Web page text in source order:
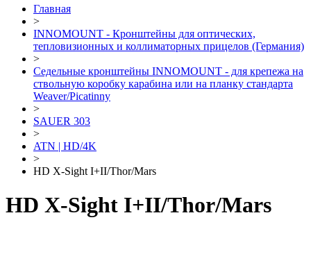
Главная
>
INNOMOUNT - Кронштейны для оптических,
тепловизионных и коллиматорных прицелов (Германия)
>
Седельные кронштейны INNOMOUNT - для крепежа на
ствольную коробку карабина или на планку стандарта
Weaver/Picatinny
>
SAUER 303
>
ATN | HD/4K
>
HD X-Sight I+II/Thor/Mars
HD X-Sight I+II/Thor/Mars